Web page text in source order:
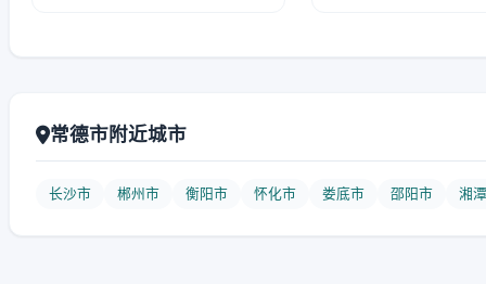
常德市附近城市
长沙市 郴州市 衡阳市 怀化市 娄底市 邵阳市 湘